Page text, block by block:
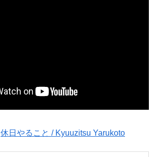
休日やること / Kyuuzitsu Yarukoto